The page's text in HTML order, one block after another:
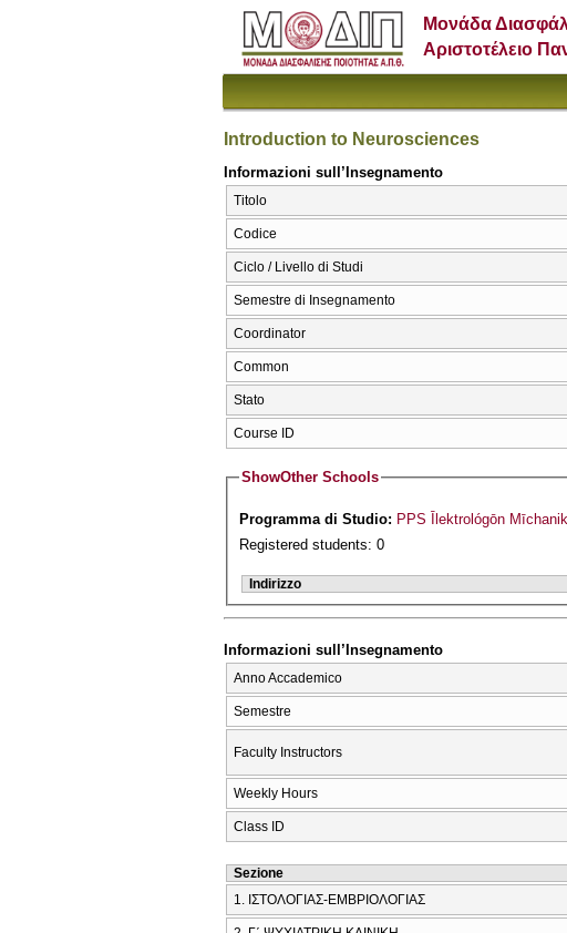
Μονάδα
Αριστοτέλειο
Introduction to Neurosciences
Informazioni sull’Insegnamento
Titolo
Codice
Ciclo / Livello di Studi
Semestre di Insegnamento
Coordinator
Common
Stato
Course ID
ShowOther Schools
Programma di Studio: PPS Īlektrológōn
Registered students: 0
Indirizzo
Informazioni sull’Insegnamento
Anno Accademico
Semestre
Faculty Instructors
Weekly Hours
Class ID
Sezione
1. ΙΣΤΟΛΟΓΙΑΣ-ΕΜΒΡΙΟΛΟΓΙΑΣ